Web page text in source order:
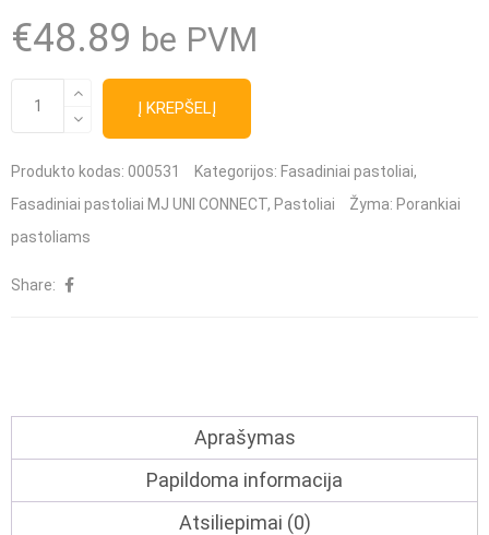
€48.89 be PVM
šoninis
Į KREPŠELĮ
Produkto kodas: 000531 Kategorijos: Fasadiniai pastoliai,
Fasadiniai pastoliai MJ UNI CONNECT, Pastoliai Žyma: Porankiai
pastoliams
Share:
Aprašymas
Papildoma informacija
Atsiliepimai (0)